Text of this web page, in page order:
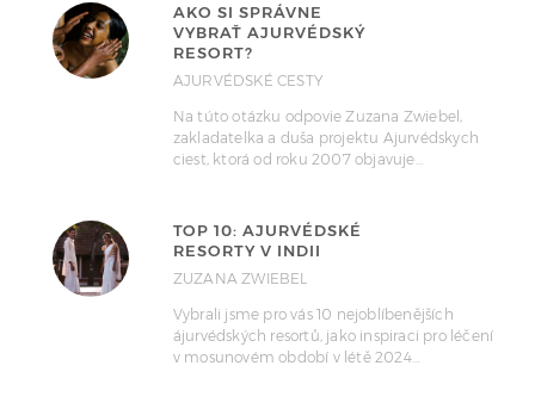
AKO SI SPRÁVNE
VYBRAŤ AJURVÉDSKÝ
RESORT?
AJURVÉDSKÉ CESTY
Na túto otázku odpovie Zuzana Zwiebel,
zakladatelka a duša projektu Ajurvédskych
ciest, ktorá od roku 2007 objavuje…
TOP 10: AJURVÉDSKÉ
RESORTY V INDII
ZUZANA ZWIEBEL
Vybrali jsme pro vás 10 nejoblíbenějších
ájurvédských resortů, jako inspiraci pro léčení
v mosunovém období v létě 2024…